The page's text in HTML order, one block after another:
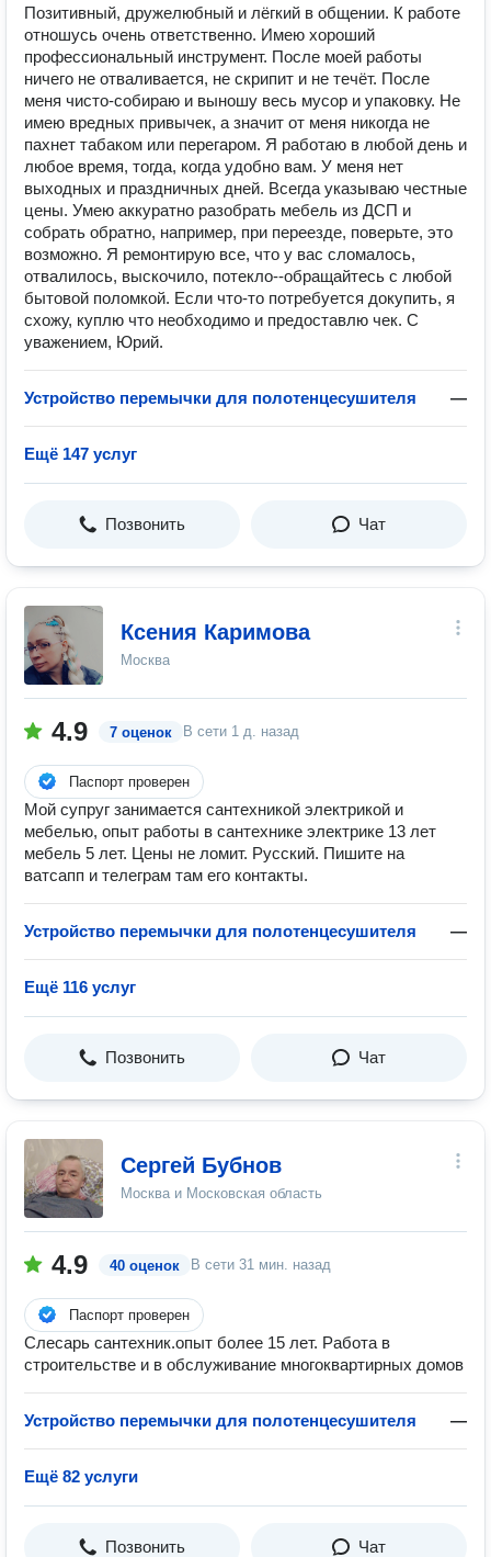
Позитивный, дружелюбный и лёгкий в общении. К работе
отношусь очень ответственно. Имею хороший
профессиональный инструмент. После моей работы
ничего не отваливается, не скрипит и не течёт. После
меня чисто-собираю и выношу весь мусор и упаковку. Не
имею вредных привычек, а значит от меня никогда не
пахнет табаком или перегаром. Я работаю в любой день и
любое время, тогда, когда удобно вам. У меня нет
выходных и праздничных дней. Всегда указываю честные
цены. Умею аккуратно разобрать мебель из ДСП и
собрать обратно, например, при переезде, поверьте, это
возможно. Я ремонтирую все, что у вас сломалось,
отвалилось, выскочило, потекло--обращайтесь с любой
бытовой поломкой. Если что-то потребуется докупить, я
схожу, куплю что необходимо и предоставлю чек. С
уважением, Юрий.
Устройство перемычки для полотенцесушителя —
Ещё 147 услуг
Позвонить Чат
Ксения Каримова
Москва
4.9 7 оценок В сети 1 д. назад
Паспорт проверен
Мой супруг занимается сантехникой электрикой и
мебелью, опыт работы в сантехнике электрике 13 лет
мебель 5 лет. Цены не ломит. Русский. Пишите на
ватсапп и телеграм там его контакты.
Устройство перемычки для полотенцесушителя —
Ещё 116 услуг
Позвонить Чат
Сергей Бубнов
Москва и Московская область
4.9 40 оценок В сети 31 мин. назад
Паспорт проверен
Слесарь сантехник.опыт более 15 лет. Работа в
строительстве и в обслуживание многоквартирных домов
Устройство перемычки для полотенцесушителя —
Ещё 82 услуги
Позвонить Чат